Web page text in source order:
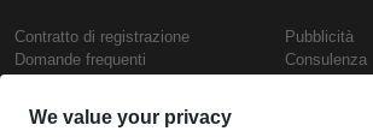
Contratto di registrazione
Domande frequenti
Presentazione
Contattaci
Pubblicità
Consulenza